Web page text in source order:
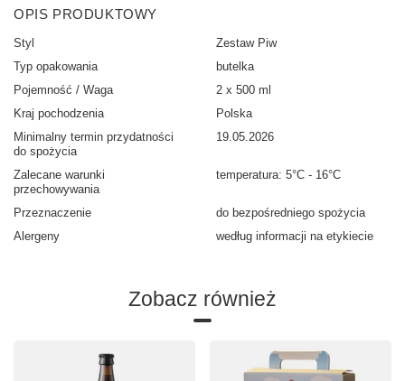
OPIS PRODUKTOWY
Styl
Zestaw Piw
Typ opakowania
butelka
Pojemność / Waga
2 x 500 ml
Kraj pochodzenia
Polska
Minimalny termin przydatności
do spożycia
19.05.2026
Zalecane warunki
przechowywania
temperatura: 5°C - 16°C
Przeznaczenie
do bezpośredniego spożycia
Alergeny
według informacji na etykiecie
Zobacz również